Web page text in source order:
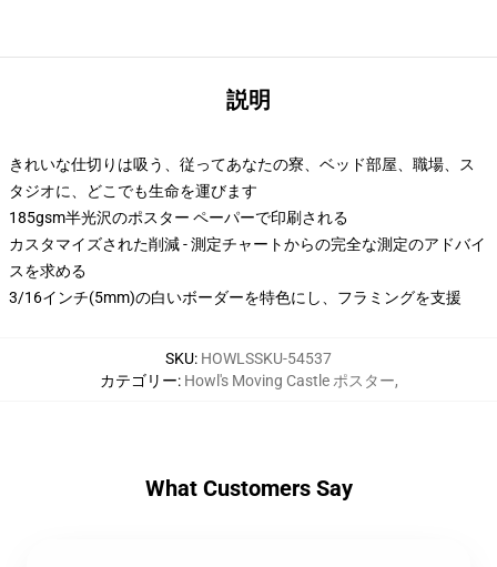
説明
きれいな仕切りは吸う、従ってあなたの寮、ベッド部屋、職場、ス
タジオに、どこでも生命を運びます
185gsm半光沢のポスター ペーパーで印刷される
カスタマイズされた削減 - 測定チャートからの完全な測定のアドバイ
スを求める
3/16インチ(5mm)の白いボーダーを特色にし、フラミングを支援
SKU: HOWLSSKU-54537
カテゴリー: Howl's Moving Castle ポスター,
What Customers Say